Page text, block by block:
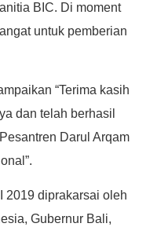
BIC. Di moment
untuk pemberian
“Terima kasih
dan telah berhasil
Darul Arqam
2019 diprakarsai oleh
Gubernur Bali,